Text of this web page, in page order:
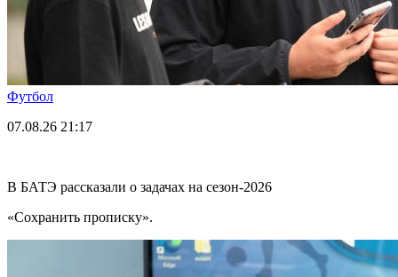
Футбол
07.08.26 21:17
В БАТЭ рассказали о задачах на сезон-2026
«Сохранить прописку».